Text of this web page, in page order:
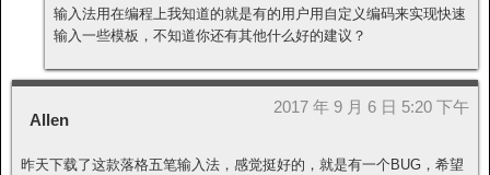
输入法用在编程上我知道的就是有的用户用自定义编码来实现快速
输入一些模板，不知道你还有其他什么好的建议？
Allen
2017 年 9 月 6 日 5:20 下午
昨天下载了这款落格五笔输入法，感觉挺好的，就是有一个BUG，希望